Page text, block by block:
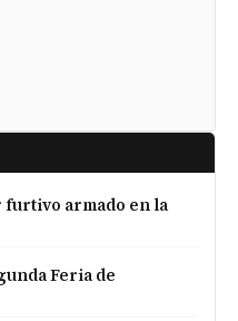
furtivo armado en la
Feria de